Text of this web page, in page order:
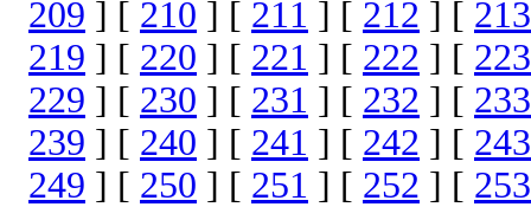
209 ] [ 210 ] [ 211 ] [ 212 ] [ 213
219 ] [ 220 ] [ 221 ] [ 222 ] [ 223
229 ] [ 230 ] [ 231 ] [ 232 ] [ 233
239 ] [ 240 ] [ 241 ] [ 242 ] [ 243
249 ] [ 250 ] [ 251 ] [ 252 ] [ 253